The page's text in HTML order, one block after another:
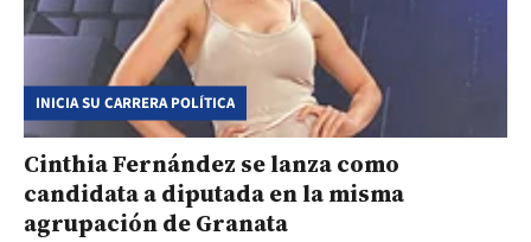
INICIA SU CARRERA POLÍTICA
Cinthia Fernández se lanza como
candidata a diputada en la misma
agrupación de Granata